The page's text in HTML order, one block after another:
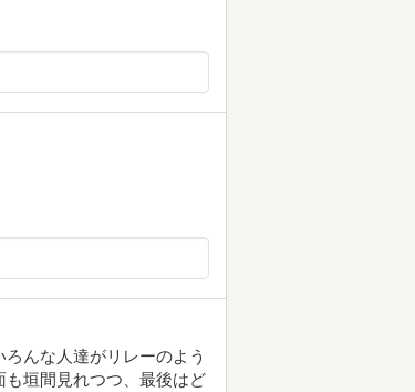
んな人達がリレーのよう
垣間見れつつ、最後はど